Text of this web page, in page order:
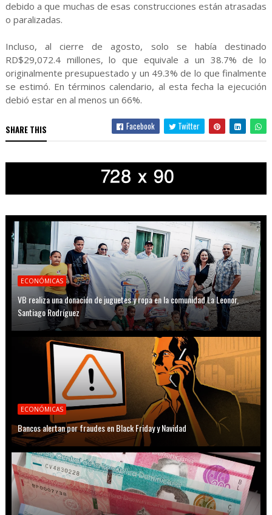
debido a que muchas de esas construcciones están atrasadas
o paralizadas.
Incluso, al cierre de agosto, solo se había destinado
RD$29,072.4 millones, lo que equivale a un 38.7% de lo
originalmente presupuestado y un 49.3% de lo que finalmente
se estimó. En términos calendario, al esta fecha la ejecución
debió estar en al menos un 66%.
SHARE THIS Facebook Twitter
ECONÓMICAS
VB realiza una donación de juguetes y ropa en la comunidad La Leonor,
Santiago Rodríguez
ECONÓMICAS
Bancos alertan por fraudes en Black Friday y Navidad